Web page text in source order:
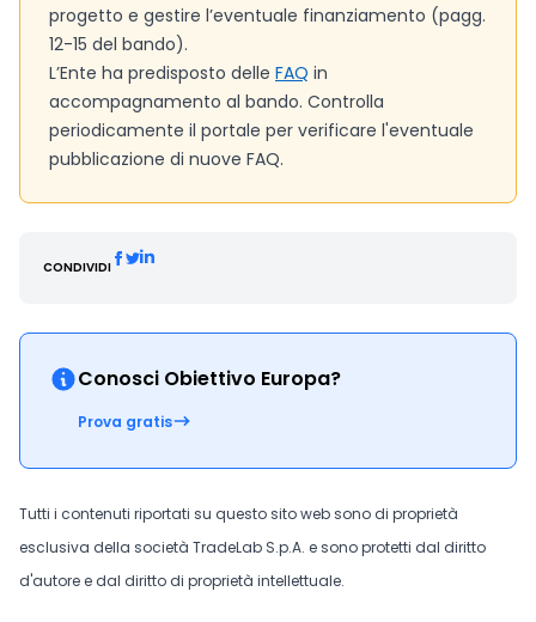
progetto e gestire l’eventuale finanziamento (pagg.
12-15 del bando).
L’Ente ha predisposto delle FAQ in
accompagnamento al bando. Controlla
periodicamente il portale per verificare l'eventuale
pubblicazione di nuove FAQ.
CONDIVIDI
Conosci Obiettivo Europa?
Prova gratis
Tutti i contenuti riportati su questo sito web sono di proprietà
esclusiva della società TradeLab S.p.A. e sono protetti dal diritto
d'autore e dal diritto di proprietà intellettuale.